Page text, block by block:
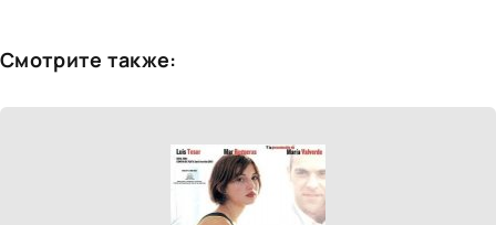
Смотрите также: